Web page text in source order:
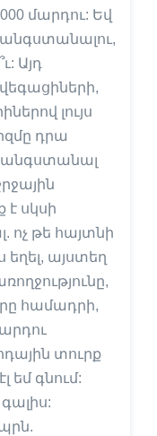
մարդու: Եվ
Այդ
լույս
դրա
է սկսի
ոչ թե հայտնի
եղել, այստեղ
համադրի,
տուրք
եմ գնում: